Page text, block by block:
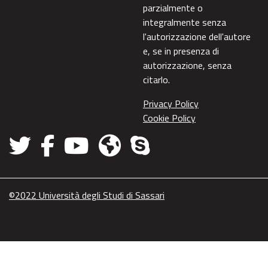
parzialmente o
integralmente senza
l'autorizzazione dell'autore
e, se in presenza di
autorizzazione, senza
citarlo.
Privacy Policy
Cookie Policy
©2022 Università degli Studi di Sassari